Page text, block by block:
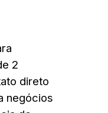
2
direto
negócios